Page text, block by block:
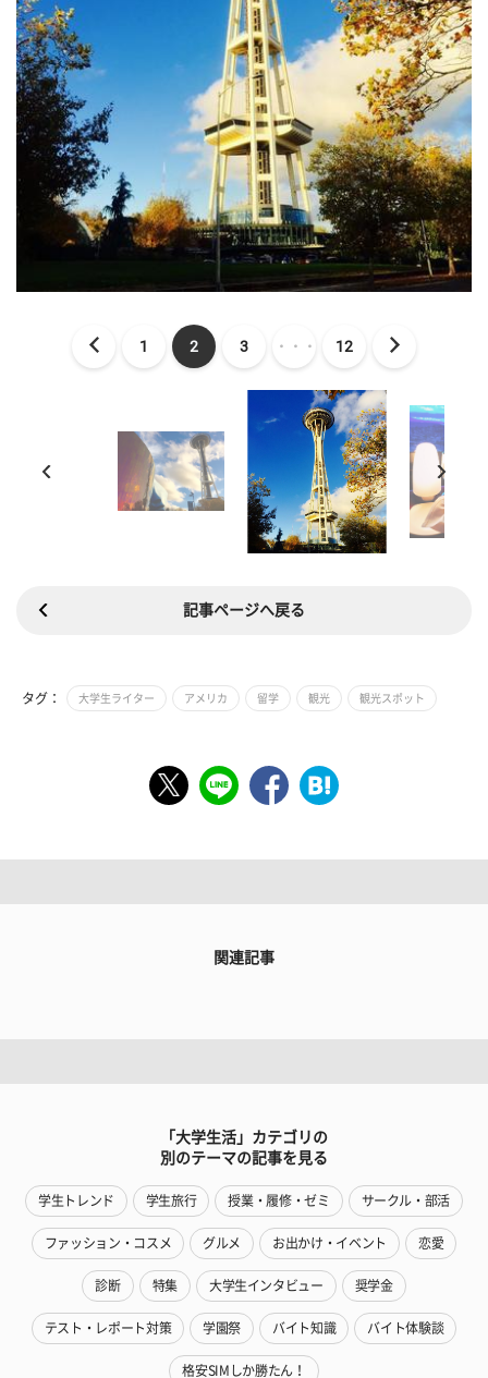
1 2 3 ・・・ 12
記事ページへ戻る
タグ： 大学生ライター アメリカ 留学 観光 観光スポット
関連記事
「大学生活」カテゴリの
別のテーマの記事を見る
学生トレンド 学生旅行 授業・履修・ゼミ サークル・部活
ファッション・コスメ グルメ お出かけ・イベント 恋愛
診断 特集 大学生インタビュー 奨学金
テスト・レポート対策 学園祭 バイト知識 バイト体験談
格安SIMしか勝たん！